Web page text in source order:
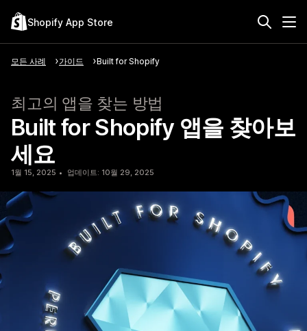
Shopify App Store
모든 사례 가이드 Built for Shopify
최고의 앱을 찾는 방법
Built for Shopify 앱을 찾아보
세요
1월 15, 2025 업데이트: 10월 29, 2025